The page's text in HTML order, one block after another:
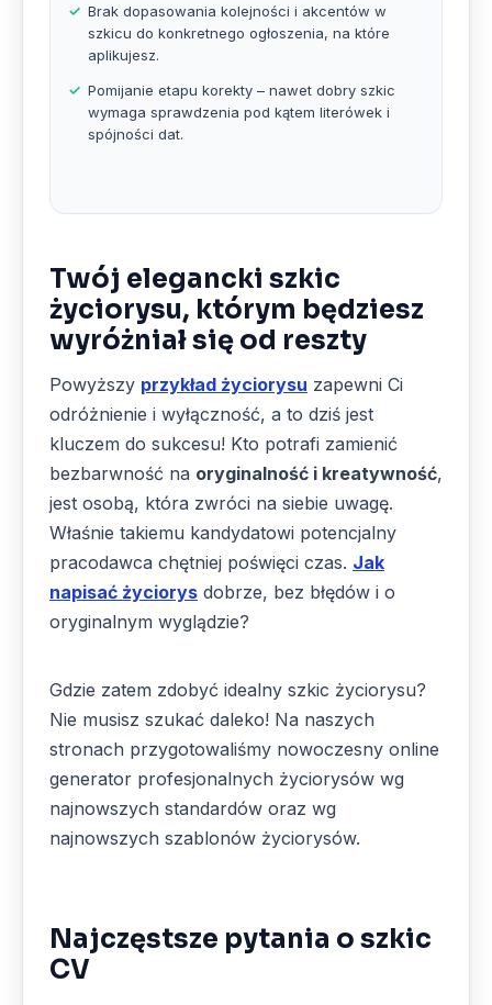
Brak dopasowania kolejności i akcentów w
szkicu do konkretnego ogłoszenia, na które
aplikujesz.
Pomijanie etapu korekty – nawet dobry szkic
wymaga sprawdzenia pod kątem literówek i
spójności dat.
Twój elegancki szkic
życiorysu, którym będziesz
wyróżniał się od reszty
Powyższy przykład życiorysu zapewni Ci
odróżnienie i wyłączność, a to dziś jest
kluczem do sukcesu! Kto potrafi zamienić
bezbarwność na oryginalność i kreatywność,
jest osobą, która zwróci na siebie uwagę.
Właśnie takiemu kandydatowi potencjalny
pracodawca chętniej poświęci czas. Jak
napisać życiorys dobrze, bez błędów i o
oryginalnym wyglądzie?
Gdzie zatem zdobyć idealny szkic życiorysu?
Nie musisz szukać daleko! Na naszych
stronach przygotowaliśmy nowoczesny online
generator profesjonalnych życiorysów wg
najnowszych standardów oraz wg
najnowszych szablonów życiorysów.
Najczęstsze pytania o szkic
CV